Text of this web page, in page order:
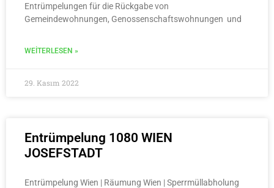
Entrümpelungen für die Rückgabe von
Gemeindewohnungen, Genossenschaftswohnungen und
WEITERLESEN »
29. Kasım 2022
Entrümpelung 1080 WIEN
JOSEFSTADT
Entrümpelung Wien | Räumung Wien | Sperrmüllabholung